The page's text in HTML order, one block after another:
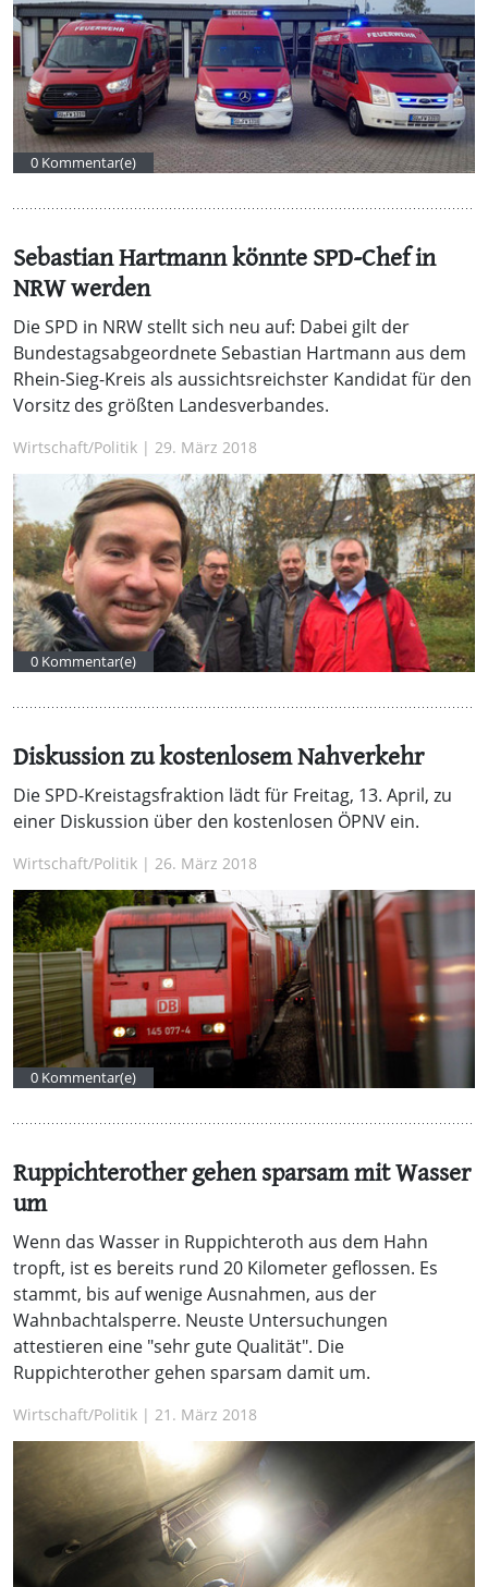
0 Kommentar(e)
Sebastian Hartmann könnte SPD-Chef in
NRW werden
Die SPD in NRW stellt sich neu auf: Dabei gilt der
Bundestagsabgeordnete Sebastian Hartmann aus dem
Rhein-Sieg-Kreis als aussichtsreichster Kandidat für den
Vorsitz des größten Landesverbandes.
Wirtschaft/Politik | 29. März 2018
0 Kommentar(e)
Diskussion zu kostenlosem Nahverkehr
Die SPD-Kreistagsfraktion lädt für Freitag, 13. April, zu
einer Diskussion über den kostenlosen ÖPNV ein.
Wirtschaft/Politik | 26. März 2018
0 Kommentar(e)
Ruppichterother gehen sparsam mit Wasser
um
Wenn das Wasser in Ruppichteroth aus dem Hahn
tropft, ist es bereits rund 20 Kilometer geflossen. Es
stammt, bis auf wenige Ausnahmen, aus der
Wahnbachtalsperre. Neuste Untersuchungen
attestieren eine "sehr gute Qualität". Die
Ruppichterother gehen sparsam damit um.
Wirtschaft/Politik | 21. März 2018